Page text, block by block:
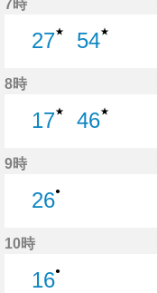
7時
27★
54★
8時
17★
46★
9時
26●
10時
16●